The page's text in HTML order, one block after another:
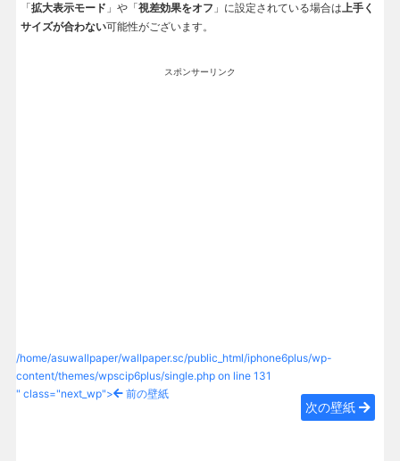
「拡大表示モード 」や「視差効果をオフ 」に設定されている場合は上手く
サイズが合わない可能性がございます。
スポンサーリンク
/home/asuwallpaper/wallpaper.sc/public_html/iphone6plus/wp-
content/themes/wpscip6plus/single.php on line 131
" class="next_wp">
前の壁紙
次の壁紙